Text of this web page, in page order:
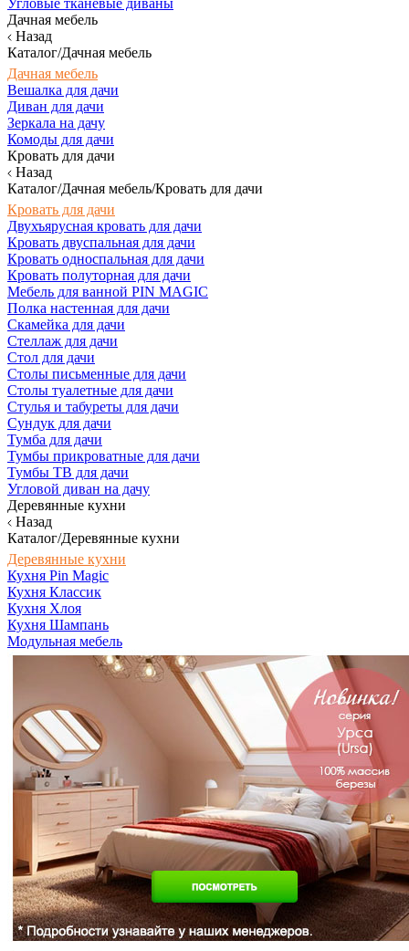
Угловые тканевые диваны
Дачная мебель
Назад
Каталог/Дачная мебель
Дачная мебель
Вешалка для дачи
Диван для дачи
Зеркала на дачу
Комоды для дачи
Кровать для дачи
Назад
Каталог/Дачная мебель/Кровать для дачи
Кровать для дачи
Двухъярусная кровать для дачи
Кровать двуспальная для дачи
Кровать односпальная для дачи
Кровать полуторная для дачи
Мебель для ванной PIN MAGIC
Полка настенная для дачи
Скамейка для дачи
Стеллаж для дачи
Стол для дачи
Столы письменные для дачи
Столы туалетные для дачи
Стулья и табуреты для дачи
Сундук для дачи
Тумба для дачи
Тумбы прикроватные для дачи
Тумбы ТВ для дачи
Угловой диван на дачу
Деревянные кухни
Назад
Каталог/Деревянные кухни
Деревянные кухни
Кухня Pin Magic
Кухня Классик
Кухня Хлоя
Кухня Шампань
Модульная мебель